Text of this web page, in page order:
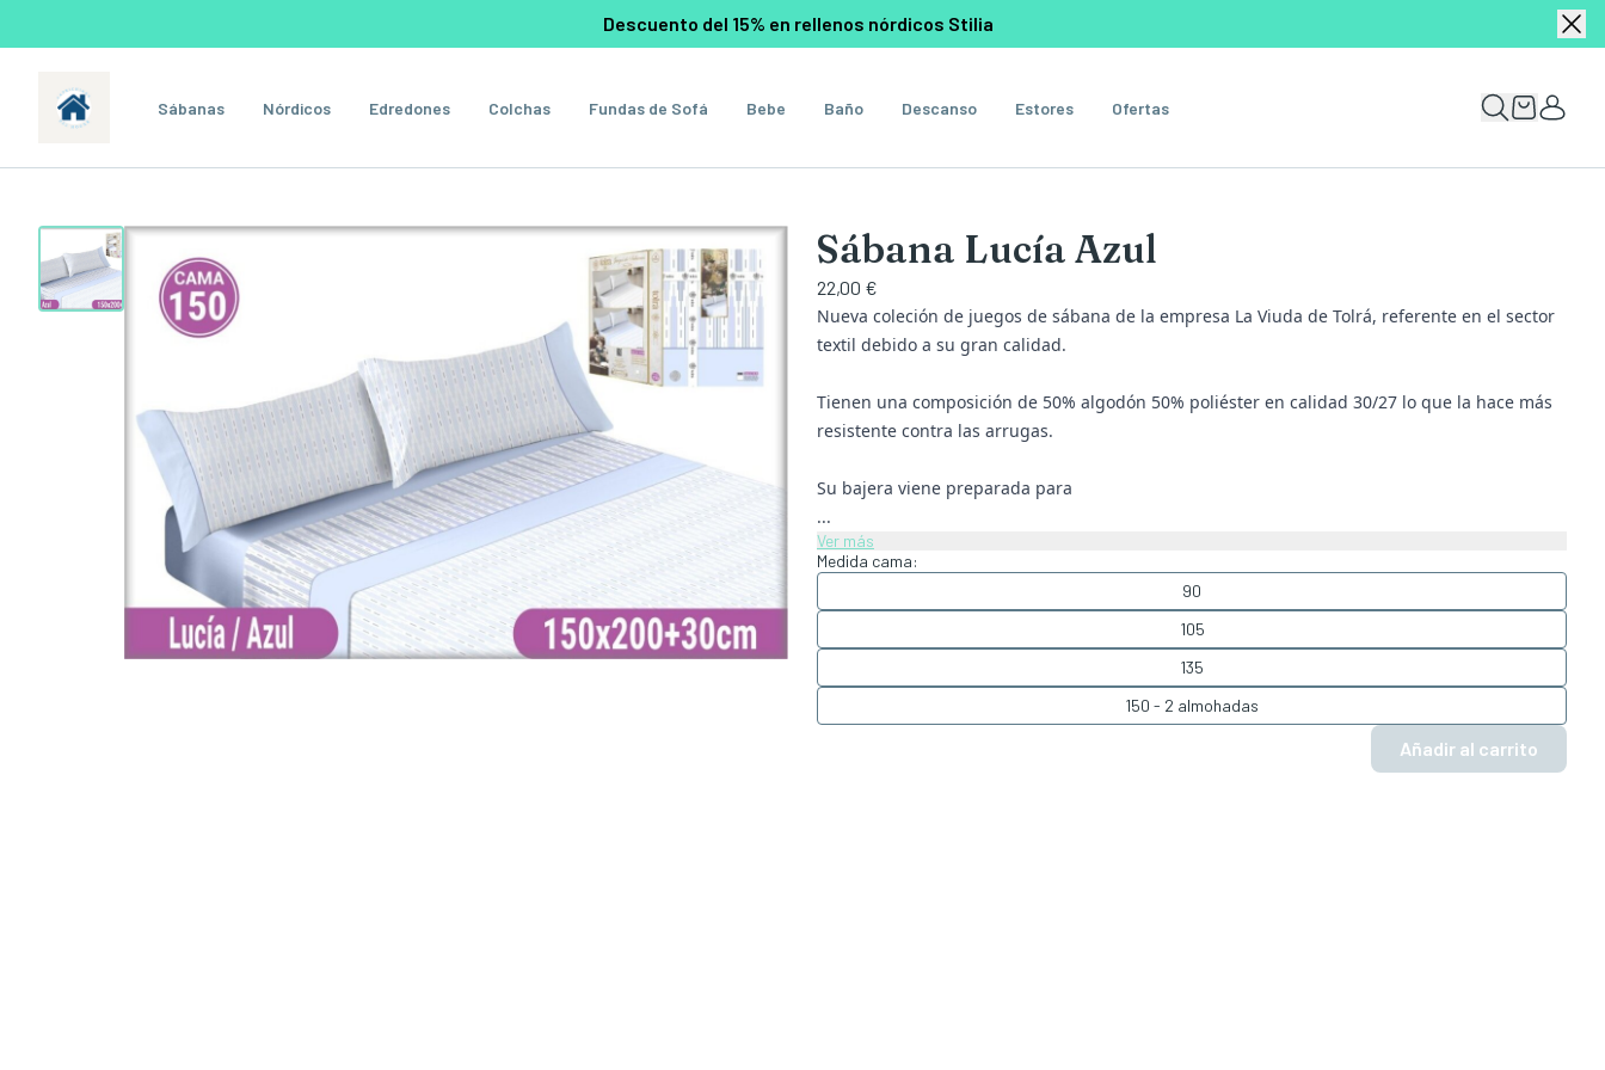
Descuento del 15% en rellenos nórdicos Stilia
Sábanas Nórdicos Edredones Colchas Fundas de Sofá Bebe Baño Descanso Estores Ofertas
Sábana Lucía Azul
22,00 €
Nueva coleción de juegos de sábana de la empresa La Viuda de Tolrá, referente en el sector
textil debido a su gran calidad.
Tienen una composición de 50% algodón 50% poliéster en calidad 30/27 lo que la hace más
resistente contra las arrugas.
Su bajera viene preparada para
...
Ver más
Medida cama:
90
105
135
150 - 2 almohadas
Añadir al carrito